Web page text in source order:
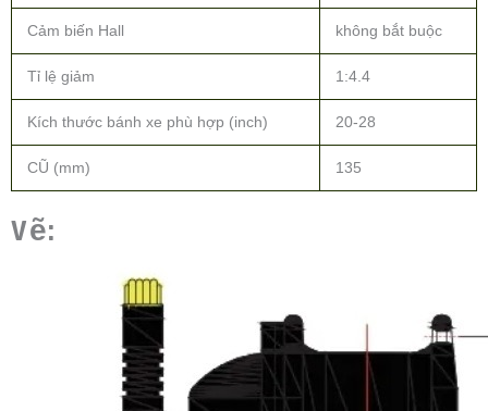
Cảm biến Hall không bắt buộc
Tỉ lệ giảm 1:4.4
Kích thước bánh xe phù hợp (inch) 20-28
CŨ (mm) 135
Vẽ: